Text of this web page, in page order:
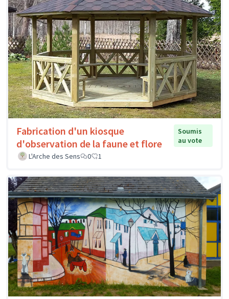
Fabrication d'un kiosque
d'observation de la faune et flore
Soumis
au vote
L'Arche des Sens
0 1